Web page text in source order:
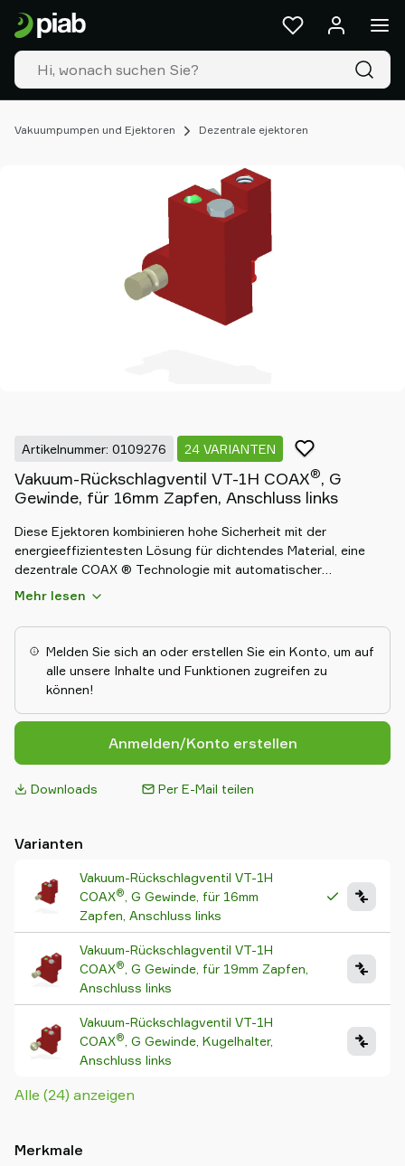
Vakuumpumpen und Ejektoren Dezentrale ejektoren
Artikelnummer: 0109276 24 VARIANTEN
Vakuum-Rückschlagventil VT-1H COAX®, G
Gewinde, für 16mm Zapfen, Anschluss links
Diese Ejektoren kombinieren hohe Sicherheit mit der
energieeffizientesten Lösung für dichtendes Material, eine
dezentrale COAX ® Technologie mit automatischer
Druckluftsparfunktion. Diese piSecure Ejektoren haben ein
hält und beinhalten ein integriertes Energiesparsystem, was
dazu führt, das praktisch kein Energieverbrauch stattfindet.
Sie sind außerdem sehr gut geeignet, wenn geltende Normen
und Vorschriften für Vakuum-Handhabungseinrichtungen
13155, ASME Standard B30.20, etc.
Mehr lesen
Melden Sie sich an oder erstellen Sie ein Konto, um auf
alle unsere Inhalte und Funktionen zugreifen zu
können!
Anmelden/Konto erstellen
Downloads Per E-Mail teilen
Varianten
Vakuum-Rückschlagventil VT-1H
COAX®
, G Gewinde, für 16mm
Zapfen, Anschluss links
Vakuum-Rückschlagventil VT-1H
COAX®
, G Gewinde, für 19mm Zapfen,
Anschluss links
Vakuum-Rückschlagventil VT-1H
COAX®
, G Gewinde, Kugelhalter,
Anschluss links
Alle (24) anzeigen
Merkmale
Produkte
&
Lösungen
Industrien
Unsere
Ressourcen